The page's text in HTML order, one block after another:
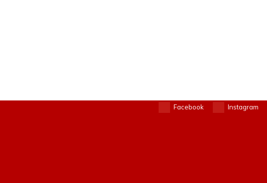
Facebook Instagram